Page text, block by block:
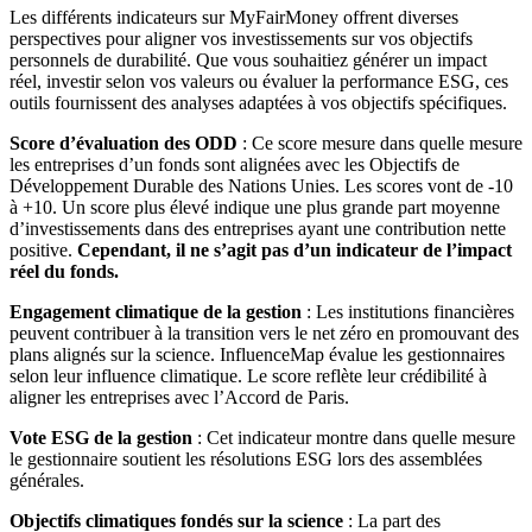
Les différents indicateurs sur MyFairMoney offrent diverses
perspectives pour aligner vos investissements sur vos objectifs
personnels de durabilité. Que vous souhaitiez générer un impact
réel, investir selon vos valeurs ou évaluer la performance ESG, ces
outils fournissent des analyses adaptées à vos objectifs spécifiques.
Score d’évaluation des ODD : Ce score mesure dans quelle mesure
les entreprises d’un fonds sont alignées avec les Objectifs de
Développement Durable des Nations Unies. Les scores vont de -10
à +10. Un score plus élevé indique une plus grande part moyenne
d’investissements dans des entreprises ayant une contribution nette
positive. Cependant, il ne s’agit pas d’un indicateur de l’impact
réel du fonds.
Engagement climatique de la gestion : Les institutions financières
peuvent contribuer à la transition vers le net zéro en promouvant des
plans alignés sur la science. InfluenceMap évalue les gestionnaires
selon leur influence climatique. Le score reflète leur crédibilité à
aligner les entreprises avec l’Accord de Paris.
Vote ESG de la gestion : Cet indicateur montre dans quelle mesure
le gestionnaire soutient les résolutions ESG lors des assemblées
générales.
Objectifs climatiques fondés sur la science : La part des